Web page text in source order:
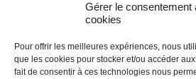
Gérer le consentement
cookies
Pour offrir les meilleures expériences, nous
que les cookies pour stocker et/ou accéder
fait de consentir à ces technologies nous
citoyenne et non-violente à l'impunité d'Israël |